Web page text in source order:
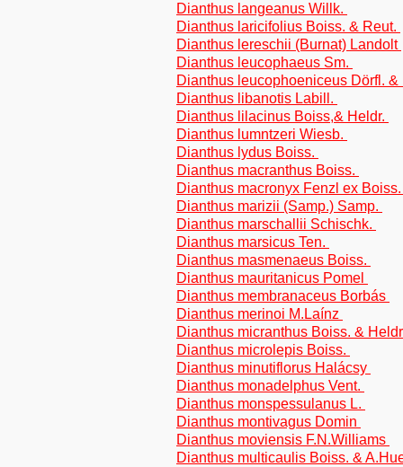
Dianthus langeanus Willk.
Dianthus laricifolius Boiss. & Reut.
Dianthus lereschii (Burnat) Landolt
Dianthus leucophaeus Sm.
Dianthus leucophoeniceus Dörfl.
Dianthus libanotis Labill.
Dianthus lilacinus Boiss,& Heldr.
Dianthus lumntzeri Wiesb.
Dianthus lydus Boiss.
Dianthus macranthus Boiss.
Dianthus macronyx Fenzl ex
Dianthus marizii (Samp.) Samp.
Dianthus marschallii Schischk.
Dianthus marsicus Ten.
Dianthus masmenaeus Boiss.
Dianthus mauritanicus Pomel
Dianthus membranaceus Borbás
Dianthus merinoi M.Laínz
Dianthus micranthus Boiss. &
Dianthus microlepis Boiss.
Dianthus minutiflorus Halácsy
Dianthus monadelphus Vent.
Dianthus monspessulanus L.
Dianthus montivagus Domin
Dianthus moviensis F.N.Williams
Dianthus multicaulis Boiss. &